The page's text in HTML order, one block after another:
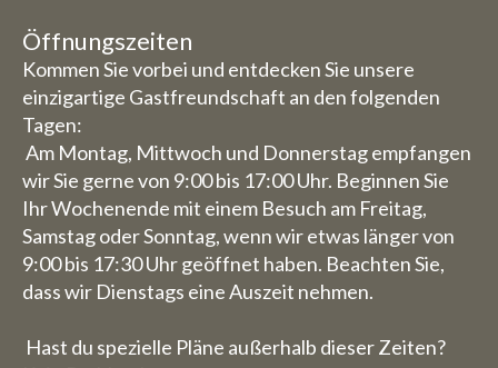
Öffnungszeiten
Kommen Sie vorbei und entdecken Sie unsere
einzigartige Gastfreundschaft an den folgenden
Tagen:
Am Montag, Mittwoch und Donnerstag empfangen
wir Sie gerne von 9:00 bis 17:00 Uhr. Beginnen Sie
Ihr Wochenende mit einem Besuch am Freitag,
Samstag oder Sonntag, wenn wir etwas länger von
9:00 bis 17:30 Uhr geöffnet haben. Beachten Sie,
dass wir Dienstags eine Auszeit nehmen.
Hast du spezielle Pläne außerhalb dieser Zeiten?